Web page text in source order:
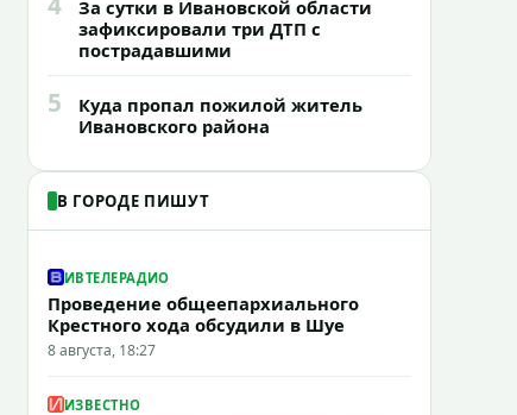
За сутки в Ивановской области
зафиксировали три ДТП с
пострадавшими
5
Куда пропал пожилой житель
Ивановского района
В ГОРОДЕ ПИШУТ
ИВТЕЛЕРАДИО
Проведение общеепархиального
Крестного хода обсудили в Шуе
8 августа, 18:27
ИЗВЕСТНО